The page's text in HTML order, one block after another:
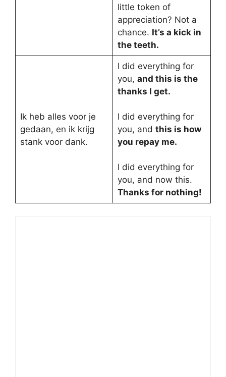
little token of
appreciation? Not a
chance. It’s a kick in
the teeth.
Ik heb alles voor je
gedaan, en ik krijg
stank voor dank.
I did everything for
you, and this is the
thanks I get.
I did everything for
you, and this is how
you repay me.
I did everything for
you, and now this.
Thanks for nothing!